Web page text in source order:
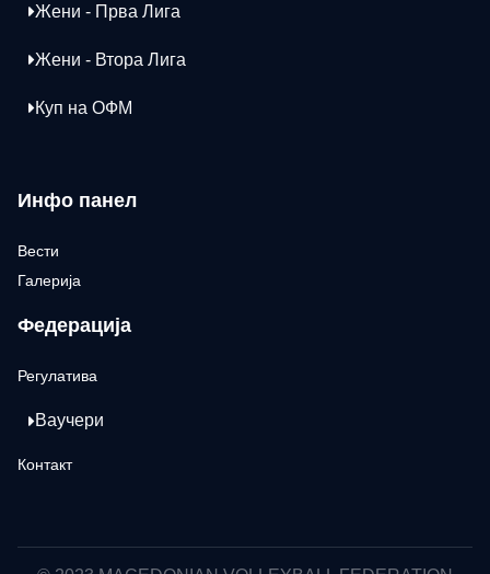
Жени - Прва Лига
Жени - Втора Лига
Куп на ОФМ
Инфо панел
Вести
Галерија
Федерација
Регулатива
Ваучери
Контакт